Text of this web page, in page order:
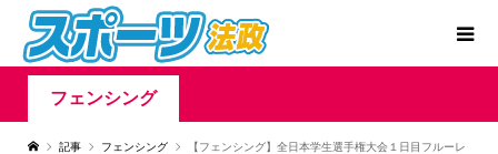
フェンシング
記事 フェンシング
【フェンシング】全日本学生選手権大会１日目フルーレ